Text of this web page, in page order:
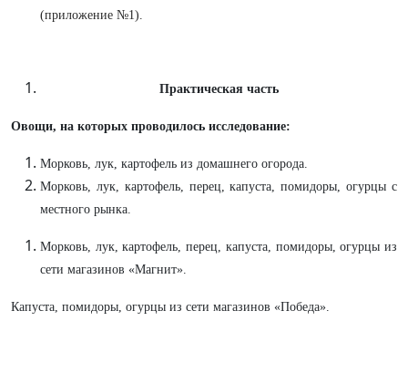
(приложение №1).
Практическая часть
Овощи, на которых проводилось исследование:
Морковь, лук, картофель из домашнего огорода.
Морковь, лук, картофель, перец, капуста, помидоры, огурцы с
местного рынка.
Морковь, лук, картофель, перец, капуста, помидоры, огурцы из
сети магазинов «Магнит».
Капуста, помидоры, огурцы из сети магазинов «Победа».